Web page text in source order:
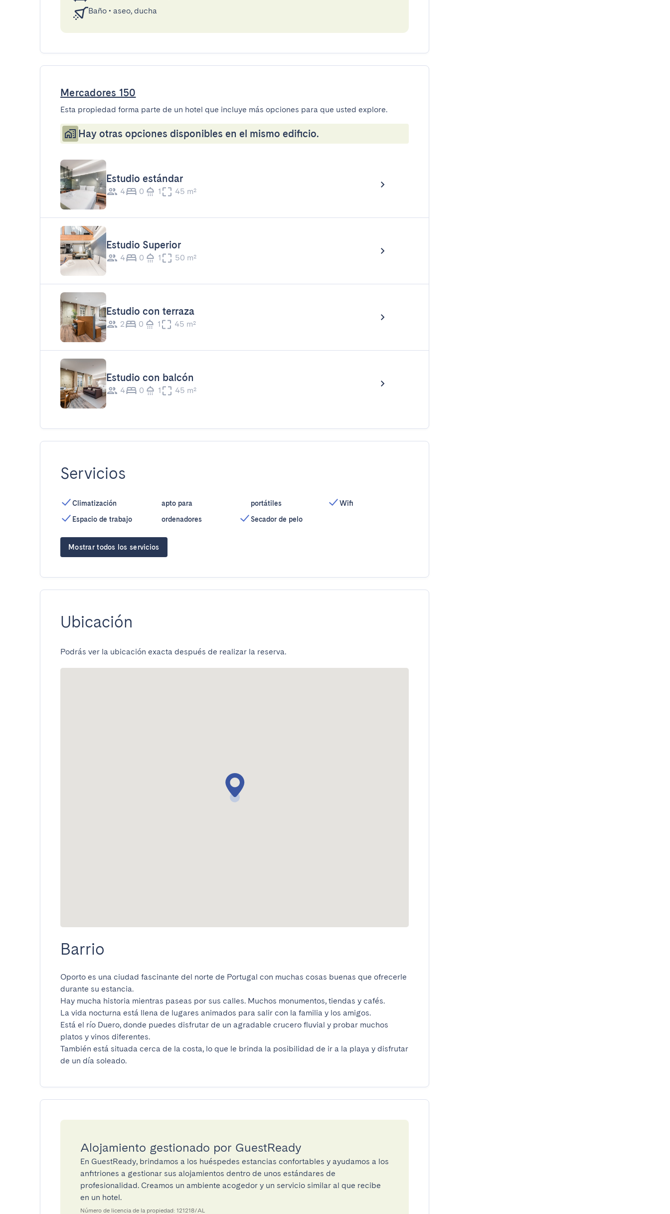
Baño • aseo, ducha
Mercadores 150
Esta propiedad forma parte de un hotel que incluye más opciones para que usted explore.
Hay otras opciones disponibles en el mismo edificio.
Estudio estándar
4 0 1 45 m²
Estudio Superior
4 0 1 50 m²
Estudio con terraza
2 0 1 45 m²
Estudio con balcón
4 0 1 45 m²
Servicios
Climatización
Espacio de trabajo
apto para
ordenadores
portátiles
Secador de pelo
Wifi
Mostrar todos los servicios
Ubicación
Podrás ver la ubicación exacta después de realizar la reserva.
Barrio
Oporto es una ciudad fascinante del norte de Portugal con muchas cosas buenas que ofrecerle
durante su estancia.
Hay mucha historia mientras paseas por sus calles. Muchos monumentos, tiendas y cafés.
La vida nocturna está llena de lugares animados para salir con la familia y los amigos.
Está el río Duero, donde puedes disfrutar de un agradable crucero fluvial y probar muchos
platos y vinos diferentes.
También está situada cerca de la costa, lo que le brinda la posibilidad de ir a la playa y disfrutar
de un día soleado.
Alojamiento gestionado por GuestReady
En GuestReady, brindamos a los huéspedes estancias confortables y ayudamos a los
anfitriones a gestionar sus alojamientos dentro de unos estándares de
profesionalidad. Creamos un ambiente acogedor y un servicio similar al que recibe
en un hotel.
Número de licencia de la propiedad: 121218/AL